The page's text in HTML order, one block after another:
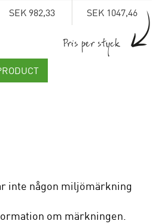
SEK 982,33 SEK 1047,46
Pris per styck
inte någon miljömärkning
om märkningen.